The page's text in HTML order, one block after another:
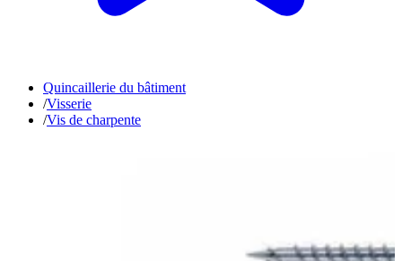
Quincaillerie du bâtiment
/Visserie
/Vis de charpente